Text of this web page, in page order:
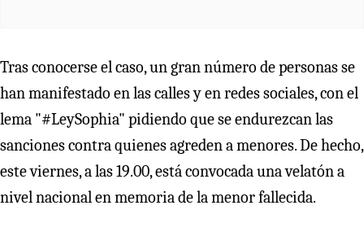
Tras conocerse el caso, un gran número de personas se
han manifestado en las calles y en redes sociales, con el
lema "#LeySophia" pidiendo que se endurezcan las
sanciones contra quienes agreden a menores. De hecho,
este viernes, a las 19.00, está convocada una velatón a
nivel nacional en memoria de la menor fallecida.